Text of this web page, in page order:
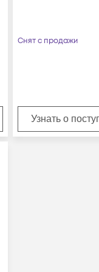
Снят с продажи
Узнать о